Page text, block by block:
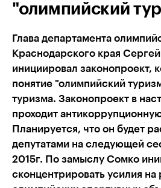
"олимпийский
Глава департамента
Краснодарского края
инициировал законопроект,
понятие "олимпийский
туризма. Законопроект в
проходит
Планируется, что он будет
депутатами на следующей
2015г. По замыслу Сомко
сконцентрировать усилия на